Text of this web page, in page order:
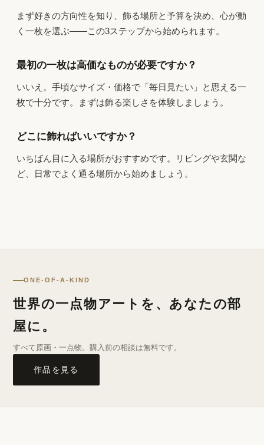
まず好きの方向性を知り、飾る場所と予算を決め、心が動
く一枚を選ぶ——この3ステップから始められます。
最初の一枚は高価なものが必要ですか？
いいえ。手頃なサイズ・価格で「毎日見たい」と思える一
枚で十分です。まずは飾る楽しさを体験しましょう。
どこに飾ればいいですか？
いちばん目に入る場所がおすすめです。リビングや玄関な
ど、日常でよく通る場所から始めましょう。
ONE-OF-A-KIND
世界の一点物アートを、あなたの部
屋に。
すべて原画・一点物。購入前の相談は無料です。
作品を見る